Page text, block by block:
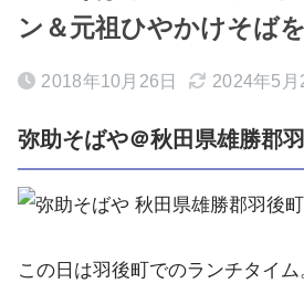
ン＆元祖ひやかけそば
2018年10月26日 2024年5月
弥助そばや＠秋田県雄勝郡
この日は羽後町でのランチタイ